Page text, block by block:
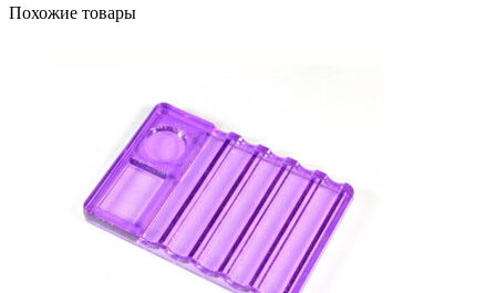
Похожие товары